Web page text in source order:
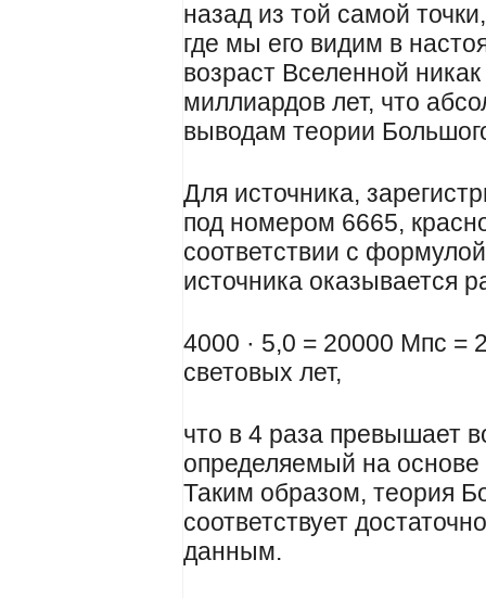
назад из той самой
где мы его видим в
возраст Вселенной
миллиардов лет, что
выводам теории
Для источника,
под номером 6665,
соответствии с
источника оказывается
4000 · 5,0 = 20000 Мпс =
световых лет,
что в 4 раза превышает
определяемый на
Таким образом, теория
соответствует
данным.